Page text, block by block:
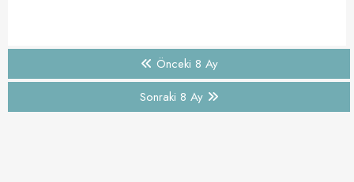
Önceki 8 Ay
Sonraki 8 Ay